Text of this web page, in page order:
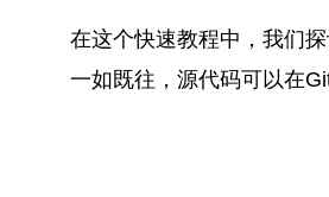
在这个快速教程中，我们
一如既往，源代码可以在